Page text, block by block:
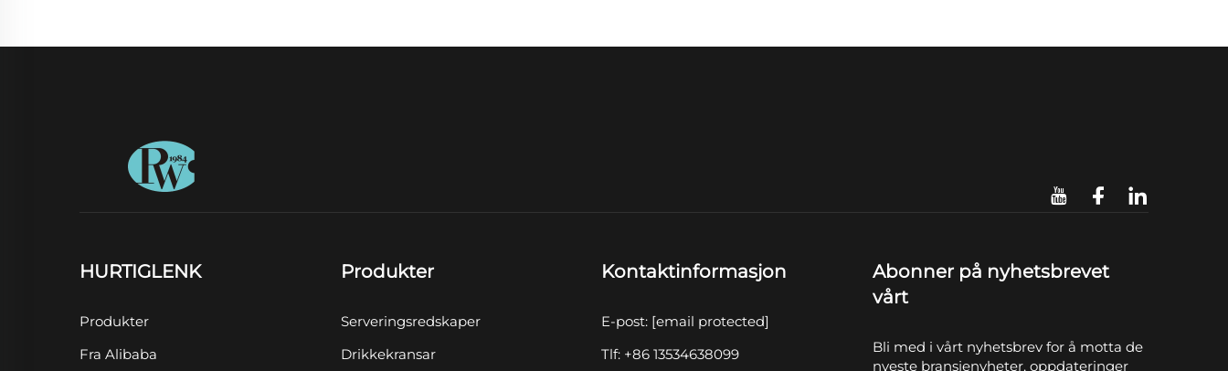
HURTIGLENK
Produkter
Fra Alibaba
Produkter
Serveringsredskaper
Drikkekransar
Kontaktinformasjon
E-post: [email protected]
Tlf: +86 13534638099
Abonner på nyhetsbrevet
vårt
Bli med i vårt nyhetsbrev for å motta de
nyeste bransjenyheter, oppdateringer